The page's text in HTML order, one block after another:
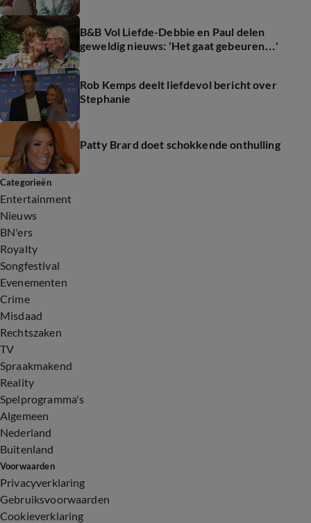
B&B Vol Liefde-Debbie en Paul delen
geweldig nieuws: 'Het gaat gebeuren…'
Rob Kemps deelt liefdevol bericht over
Stephanie
Patty Brard doet schokkende onthulling
Categorieën
Entertainment
Nieuws
BN'ers
Royalty
Songfestival
Evenementen
Crime
Misdaad
Rechtszaken
TV
Spraakmakend
Reality
Spelprogramma's
Algemeen
Nederland
Buitenland
Voorwaarden
Privacyverklaring
Gebruiksvoorwaarden
Cookieverklaring